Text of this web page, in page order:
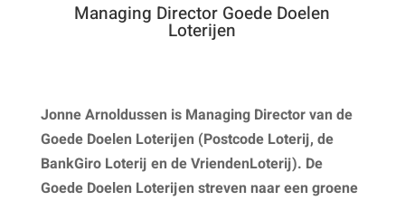
Managing Director Goede Doelen
Loterijen
Jonne Arnoldussen is Managing Director van de
Goede Doelen Loterijen (Postcode Loterij, de
BankGiro Loterij en de VriendenLoterij). De
Goede Doelen Loterijen streven naar een groene